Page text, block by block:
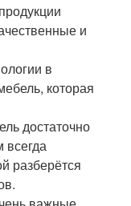
и
в
которая
достаточно
всегда
разберётся